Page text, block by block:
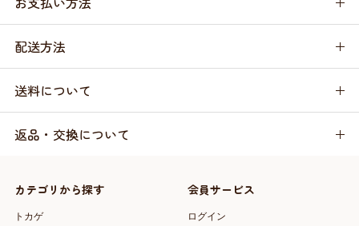
配送方法
送料について
返品・交換について
カテゴリから探す
トカゲ
会員サービス
ログイン